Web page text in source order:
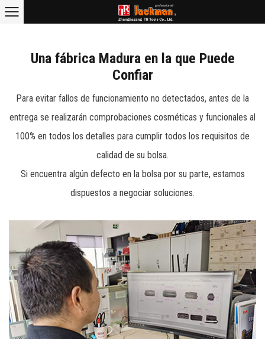
Inicio Por Qué Elegirnos
Una fábrica Madura en la que Puede
Confiar
Para evitar fallos de funcionamiento no detectados, antes de la
entrega se realizarán comprobaciones cosméticas y funcionales al
100% en todos los detalles para cumplir todos los requisitos de
calidad de su bolsa.
Si encuentra algún defecto en la bolsa por su parte, estamos
dispuestos a negociar soluciones.